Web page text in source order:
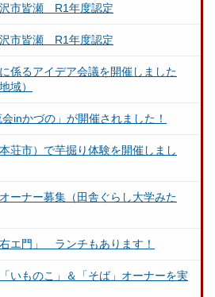
市皆瀬 R1年度認定
市皆瀬 R1年度認定
係るアイデア会議を開催しました
域）
会inかづの」が開催されました！
荘市）で芋掘り体験を開催しまし
ーナー募集（田舎ぐらし大学みた
エ門」 ランチもあります！
いものこ」＆「そば」オーナーを実